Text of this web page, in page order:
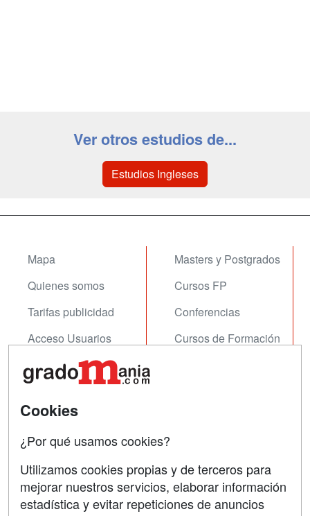
Ver otros estudios de...
Estudios Ingleses
Mapa
Quienes somos
Tarifas publicidad
Acceso Usuarios
Acceso Centros
Masters y Postgrados
Cursos FP
Conferencias
Cursos de Formación
Contactar
Copyleft
Cookies
¿Por qué usamos cookies?
Utilizamos cookies propias y de terceros para
mejorar nuestros servicios, elaborar información
estadística y evitar repeticiones de anuncios